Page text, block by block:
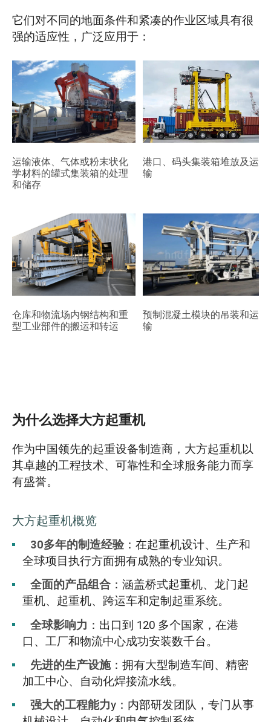
它们对不同的地面条件和紧凑的作业区域具有很
强的适应性，广泛应用于：
运输液体、气体或粉末状化
学材料的罐式集装箱的处理
和储存
港口、码头集装箱堆放及运
输
仓库和物流场内钢结构和重
型工业部件的搬运和转运
预制混凝土模块的吊装和运
输
为什么选择大方起重机
作为中国领先的起重设备制造商，大方起重机以
其卓越的工程技术、可靠性和全球服务能力而享
有盛誉。
大方起重机概览
30多年的制造经验：在起重机设计、生产和
全球项目执行方面拥有成熟的专业知识。
全面的产品组合：涵盖桥式起重机、龙门起
重机、起重机、跨运车和定制起重系统。
全球影响力 ：出口到 120 多个国家，在港
口、工厂和物流中心成功安装数千台。
先进的生产设施：拥有大型制造车间、精密
加工中心、自动化焊接流水线。
强大的工程能力y：内部研发团队，专门从事